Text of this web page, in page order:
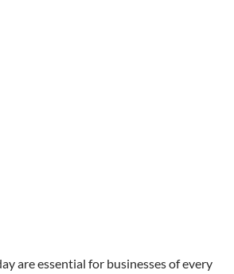
are essential for businesses of every